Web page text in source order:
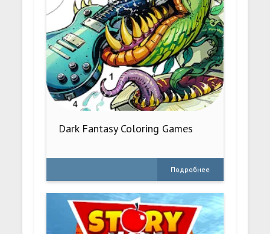
Dark Fantasy Coloring Games
Подробнее